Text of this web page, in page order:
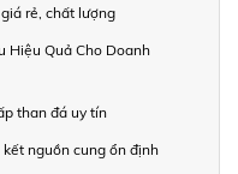
rẻ, chất lượng
Hiệu Quả Cho Doanh
than đá uy tín
nguồn cung ổn định